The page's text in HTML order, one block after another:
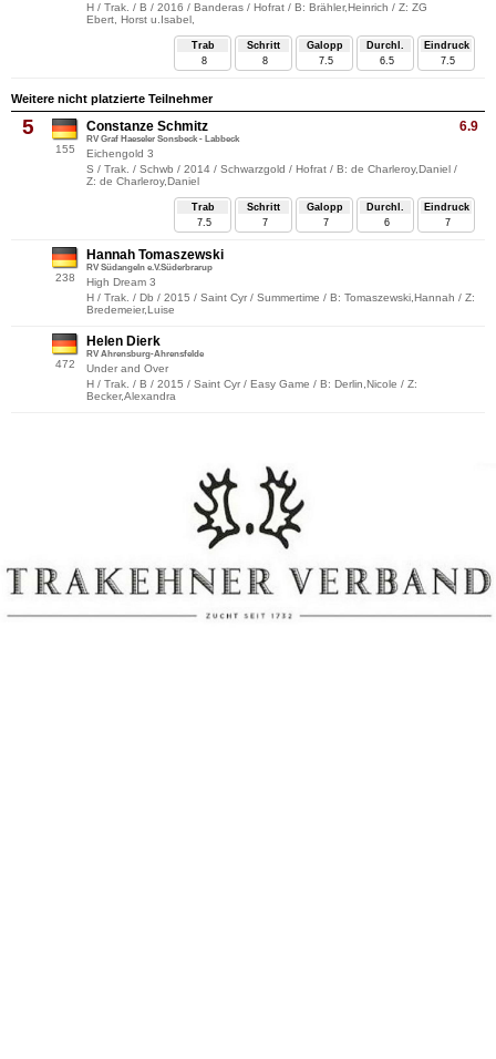
H / Trak. / B / 2016 / Banderas / Hofrat / B: Brähler,Heinrich / Z: ZG
Ebert, Horst u.Isabel,
Eindruck
7.5
Durchl.
6.5
Galopp
7.5
Schritt
8
Trab
8
Weitere nicht platzierte Teilnehmer
5
155
6.9
Constanze Schmitz
RV Graf Haeseler Sonsbeck - Labbeck
Eichengold 3
S / Trak. / Schwb / 2014 / Schwarzgold / Hofrat / B: de Charleroy,Daniel /
Z: de Charleroy,Daniel
Eindruck
7
Durchl.
6
Galopp
7
Schritt
7
Trab
7.5
238
Hannah Tomaszewski
RV Südangeln e.V.Süderbrarup
High Dream 3
H / Trak. / Db / 2015 / Saint Cyr / Summertime / B: Tomaszewski,Hannah / Z:
Bredemeier,Luise
472
Helen Dierk
RV Ahrensburg-Ahrensfelde
Under and Over
H / Trak. / B / 2015 / Saint Cyr / Easy Game / B: Derlin,Nicole / Z:
Becker,Alexandra